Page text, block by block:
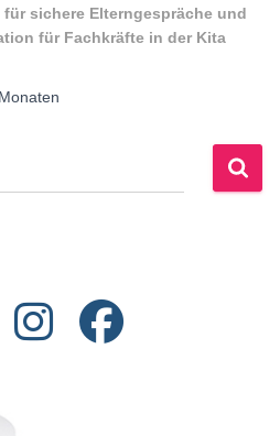
sichere Elterngespräche und
für Fachkräfte in der Kita